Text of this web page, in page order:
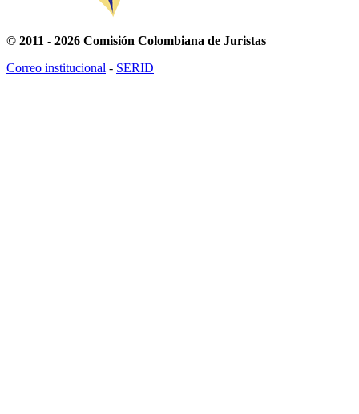
© 2011 - 2026 Comisión Colombiana de Juristas
Correo institucional - SERID